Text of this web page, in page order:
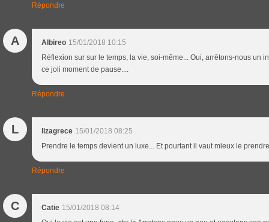
Répondre
A Albireo 15/01/2018 10:15
Réflexion sur sur le temps, la vie, soi-même... Oui, arrêtons-nous un
ce joli moment de pause....
Répondre
L lizagrece 15/01/2018 08:25
Prendre le temps devient un luxe... Et pourtant il vaut mieux le
Répondre
C Catie 15/01/2018 08:14